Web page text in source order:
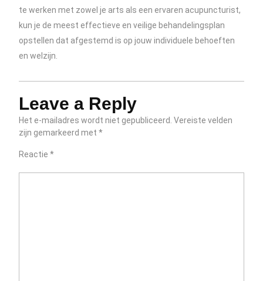
te werken met zowel je arts als een ervaren acupuncturist,
kun je de meest effectieve en veilige behandelingsplan
opstellen dat afgestemd is op jouw individuele behoeften
en welzijn.
Leave a Reply
Het e-mailadres wordt niet gepubliceerd. Vereiste velden
zijn gemarkeerd met *
Reactie *